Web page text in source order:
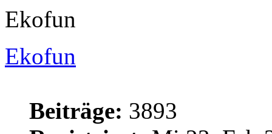
Ekofun
Ekofun
Beiträge: 3893